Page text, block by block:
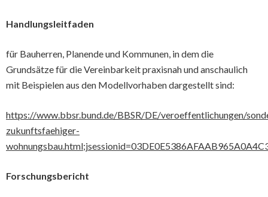
Handlungsleitfaden
für Bauherren, Planende und Kommunen, in dem die
Grundsätze für die Vereinbarkeit praxisnah und anschaulich
mit Beispielen aus den Modellvorhaben dargestellt sind:
https://www.bbsr.bund.de/BBSR/DE/veroeffentlichungen/
zukunftsfaehiger-
Forschungsbericht